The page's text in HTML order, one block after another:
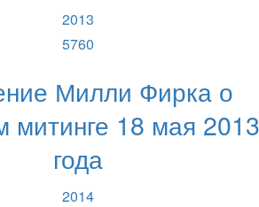
2013
5760
Милли Фирка о
митинге 18 мая 2013
года
2014